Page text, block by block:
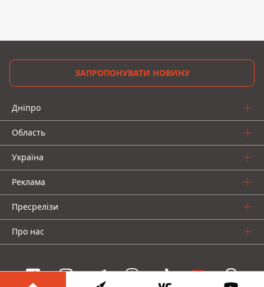
ЗАПРОПОНУВАТИ НОВИНУ
Дніпро
Область
Україна
Реклама
Пресрелізи
Про нас